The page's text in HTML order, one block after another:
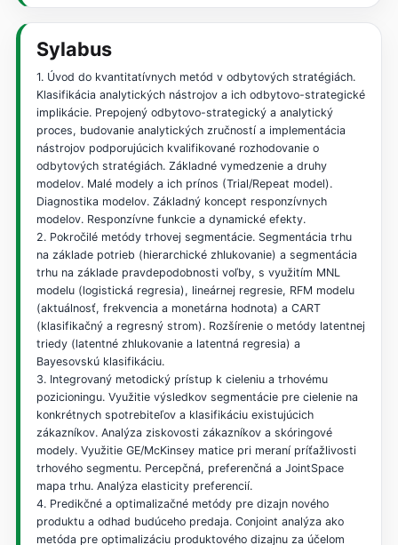
Sylabus
1. Úvod do kvantitatívnych metód v odbytových stratégiách.
Klasifikácia analytických nástrojov a ich odbytovo-strategické
implikácie. Prepojený odbytovo-strategický a analytický
proces, budovanie analytických zručností a implementácia
nástrojov podporujúcich kvalifikované rozhodovanie o
odbytových stratégiách. Základné vymedzenie a druhy
modelov. Malé modely a ich prínos (Trial/Repeat model).
Diagnostika modelov. Základný koncept responzívnych
modelov. Responzívne funkcie a dynamické efekty.
2. Pokročilé metódy trhovej segmentácie. Segmentácia trhu
na základe potrieb (hierarchické zhlukovanie) a segmentácia
trhu na základe pravdepodobnosti voľby, s využitím MNL
modelu (logistická regresia), lineárnej regresie, RFM modelu
(aktuálnosť, frekvencia a monetárna hodnota) a CART
(klasifikačný a regresný strom). Rozšírenie o metódy latentnej
triedy (latentné zhlukovanie a latentná regresia) a
Bayesovskú klasifikáciu.
3. Integrovaný metodický prístup k cieleniu a trhovému
pozicioningu. Využitie výsledkov segmentácie pre cielenie na
konkrétnych spotrebiteľov a klasifikáciu existujúcich
zákazníkov. Analýza ziskovosti zákazníkov a skóringové
modely. Využitie GE/McKinsey matice pri meraní príťažlivosti
trhového segmentu. Percepčná, preferenčná a JointSpace
mapa trhu. Analýza elasticity preferencií.
4. Predikčné a optimalizačné metódy pre dizajn nového
produktu a odhad budúceho predaja. Conjoint analýza ako
metóda pre optimalizáciu produktového dizajnu za účelom